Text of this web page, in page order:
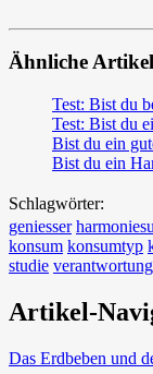
Ähnliche
Test: Bist du
Test: Bist du
Bist du ein
Bist du ein
Schlagwörter:
geniesser
konsum konsumtyp
studie
Artikel-
Das Erdbeben und